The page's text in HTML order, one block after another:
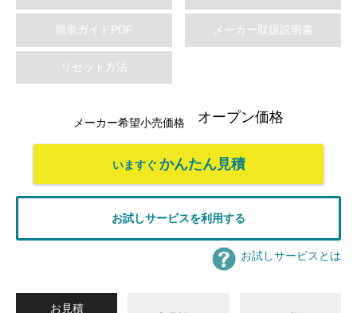
簡単ガイドPDF メーカー取扱説明書
リセット方法
メーカー希望小売価格 オープン価格
いますぐ かんたん見積
お試しサービスを利用する
お試しサービスとは
お見積